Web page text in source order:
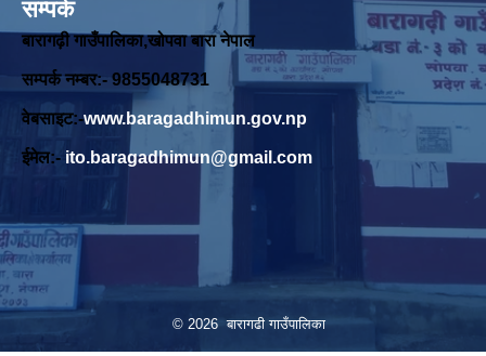
सम्पर्क
बारागढ़ी गाउँपालिका,खोपवा बारा नेपाल
सम्पर्क नम्बर:- 9855048731
वेबसाइट:-www.baragadhimun.gov.np
ईमेल:- ito.baragadhimun@gmail.com
© 2026 बारागढी गाउँपालिका